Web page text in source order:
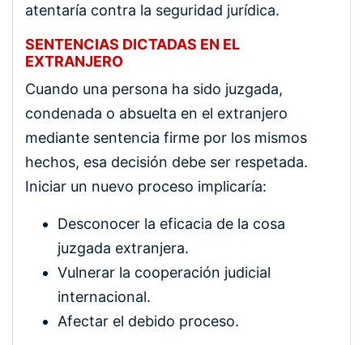
atentaría contra la seguridad jurídica.
SENTENCIAS DICTADAS EN EL
EXTRANJERO
Cuando una persona ha sido juzgada,
condenada o absuelta en el extranjero
mediante sentencia firme por los mismos
hechos, esa decisión debe ser respetada.
Iniciar un nuevo proceso implicaría:
Desconocer la eficacia de la cosa
juzgada extranjera.
Vulnerar la cooperación judicial
internacional.
Afectar el debido proceso.